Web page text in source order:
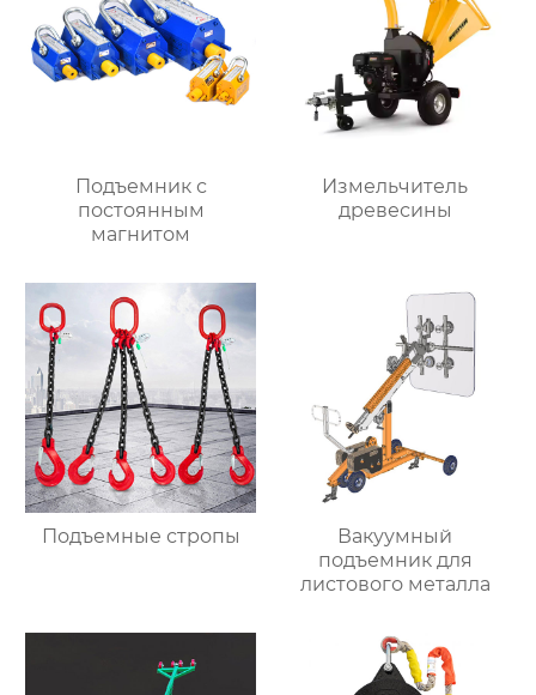
Подъемник с
постоянным
магнитом
Измельчитель
древесины
Подъемные стропы
Вакуумный
подъемник для
листового металла